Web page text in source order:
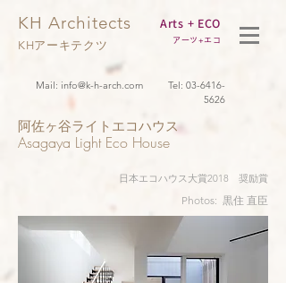
KH Architects
KHアーキテクツ
Arts + ECO
アーツ+エコ
Mail: info@k-h-arch.com Tel: 03-6416-
5626
阿佐ヶ谷ライトエコハウス
​Asagaya Light Eco House
​日本エコハウス大賞2018 奨励賞
Photos: 黒住 直臣